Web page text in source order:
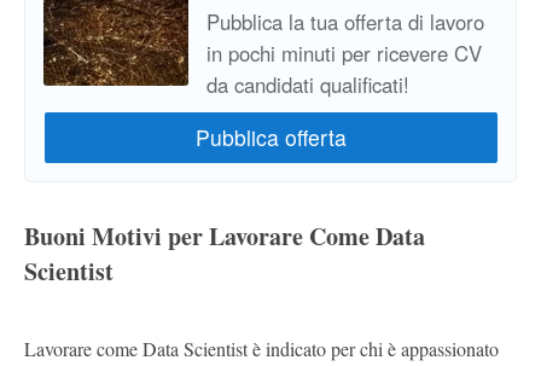
Pubblica la tua offerta di lavoro
in pochi minuti per ricevere CV
da candidati qualificati!
Buoni Motivi per Lavorare Come Data
Scientist
Lavorare come Data Scientist è indicato per chi è appassionato